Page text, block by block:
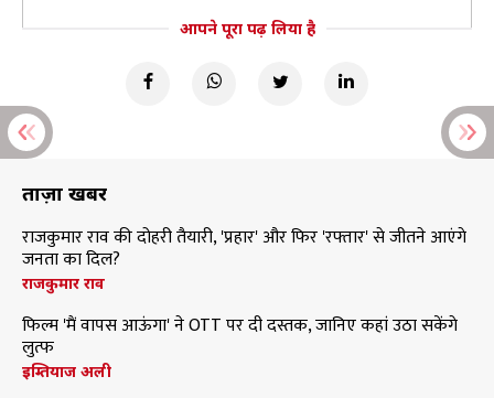
आपने पूरा पढ़ लिया है
ताज़ा खबरें
राजकुमार राव की दोहरी तैयारी, 'प्रहार' और फिर 'रफ्तार' से जीतने आएंगे
जनता का दिल?
राजकुमार राव
फिल्म 'मैं वापस आऊंगा' ने OTT पर दी दस्तक, जानिए कहां उठा सकेंगे
लुत्फ
इम्तियाज अली